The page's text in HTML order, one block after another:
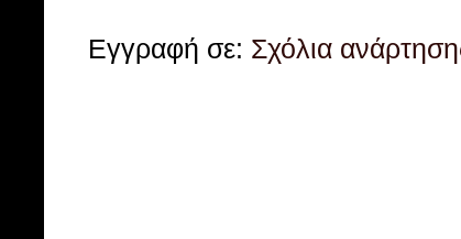
Εγγραφή σε: Σχόλια